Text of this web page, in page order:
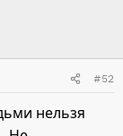
#52
нельзя